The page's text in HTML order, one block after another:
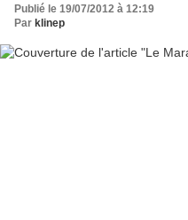
Publié le 19/07/2012 à 12:19
Par klinep